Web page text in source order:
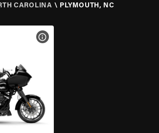
CAROLINA \ PLYMOUTH, NC
VOIR LES SPÉCIFICATIONS DE LA MOTO